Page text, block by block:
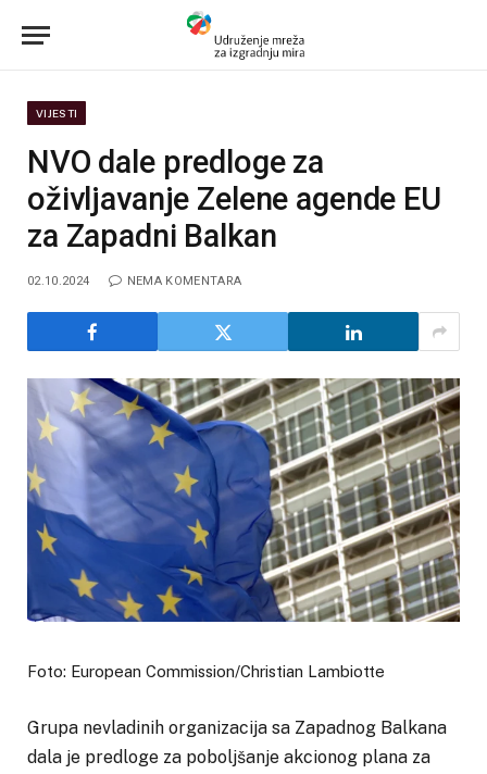
VIJESTI
NVO dale predloge za
oživljavanje Zelene agende EU
za Zapadni Balkan
02.10.2024 NEMA KOMENTARA
Foto: European Commission/Christian Lambiotte
Grupa nevladinih organizacija sa Zapadnog Balkana
dala je predloge za poboljšanje akcionog plana za